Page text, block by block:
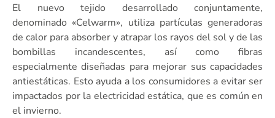
El nuevo tejido desarrollado conjuntamente,
denominado «Celwarm», utiliza partículas generadoras
de calor para absorber y atrapar los rayos del sol y de las
bombillas incandescentes, así como fibras
especialmente diseñadas para mejorar sus capacidades
antiestáticas. Esto ayuda a los consumidores a evitar ser
impactados por la electricidad estática, que es común en
el invierno.